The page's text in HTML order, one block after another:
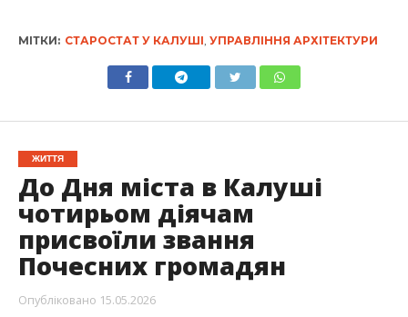
МІТКИ: СТАРОСТАТ У КАЛУШІ УПРАВЛІННЯ АРХІТЕКТУРИ
ЖИТТЯ
До Дня міста в Калуші
чотирьом діячам
присвоїли звання
Почесних громадян
Опубліковано 15.05.2026